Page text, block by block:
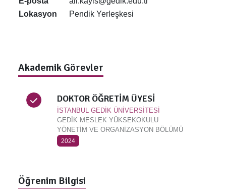
Lokasyon
Pendik Yerleşkesi
Akademik Görevler
DOKTOR ÖĞRETİM ÜYESİ
İSTANBUL GEDİK ÜNİVERSİTESİ
GEDİK MESLEK YÜKSEKOKULU
YÖNETİM VE ORGANİZASYON BÖLÜMÜ
2024
Öğrenim Bilgisi